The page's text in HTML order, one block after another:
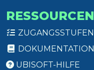
RESSOURCEN
ZUGANGSSTUFEN
DOKUMENTATION
UBISOFT-HILFE